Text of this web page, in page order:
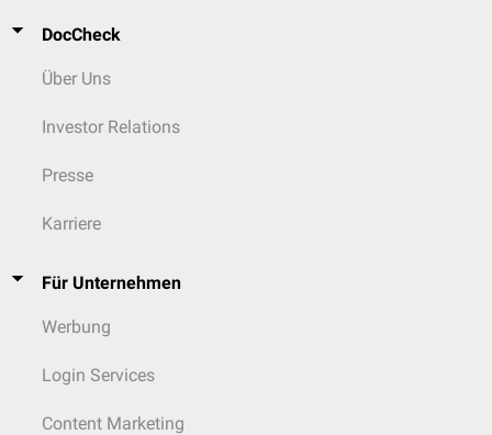
DocCheck
Über Uns
Investor Relations
Presse
Karriere
Für Unternehmen
Werbung
Login Services
Content Marketing